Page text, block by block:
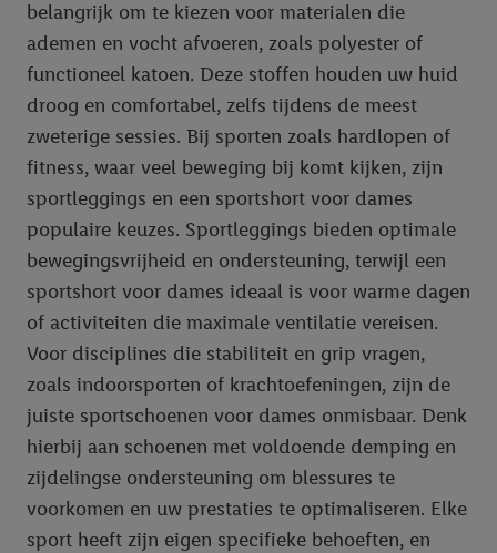
belangrijk om te kiezen voor materialen die
ademen en vocht afvoeren, zoals polyester of
functioneel katoen. Deze stoffen houden uw huid
droog en comfortabel, zelfs tijdens de meest
zweterige sessies. Bij sporten zoals hardlopen of
fitness, waar veel beweging bij komt kijken, zijn
sportleggings en een sportshort voor dames
populaire keuzes. Sportleggings bieden optimale
bewegingsvrijheid en ondersteuning, terwijl een
sportshort voor dames ideaal is voor warme dagen
of activiteiten die maximale ventilatie vereisen.
Voor disciplines die stabiliteit en grip vragen,
zoals indoorsporten of krachtoefeningen, zijn de
juiste sportschoenen voor dames onmisbaar. Denk
hierbij aan schoenen met voldoende demping en
zijdelingse ondersteuning om blessures te
voorkomen en uw prestaties te optimaliseren. Elke
sport heeft zijn eigen specifieke behoeften, en